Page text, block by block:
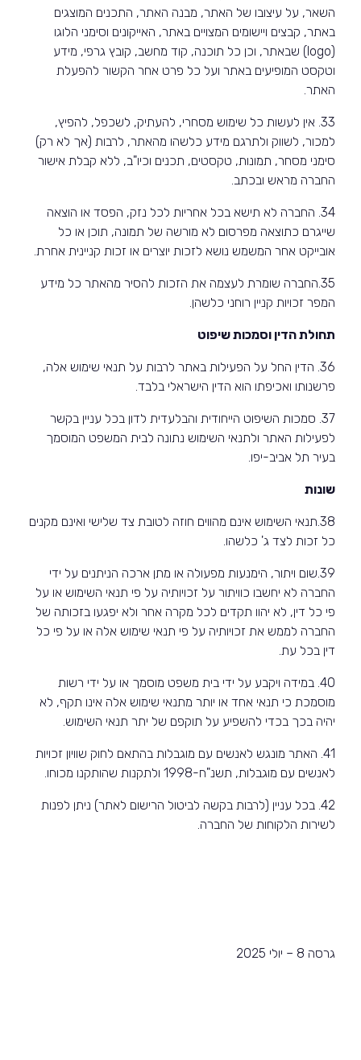
השאר, על עיצובו של האתר, מבנה האתר, התכנים המוצגים
באתר, קבצים ויישומים המצויים באתר, האייקונים וסימני הלוגו
(
logo) שבאתר, וכן כל תוכנה, קוד מחשב, קובץ גרפי, מידע
וטקסט המופיעים באתר ועל כל פרט אחר הקשור להפעלת
האתר.
33. אין לעשות כל שימוש מסחרי, להעתיק, לשכפל, להפיץ,
למכור, לשווק ולתרגם מידע כלשהו מהאתר, לרבות (אך לא רק)
סימני מסחר, תמונות, טקסטים, תכנים וכיו"ב, ללא קבלת אישור
החברה מראש ובכתב.
34. החברה לא תישא בכל אחריות לכל נזק, הפסד או הוצאה
שייגרם כתוצאה מפרסום לא מורשה של תמונה, תוכן או כל
אובייקט אחר המשמש נושא לזכות יוצרים או זכות קניינית אחרת.
35.החברה שומרת לעצמה את הזכות להסיר מהאתר כל מידע
המפר זכויות קניין רוחני כלשהן.
תחולת הדין וסמכות שיפוט
36. הדין החל על הפעילות באתר לרבות על תנאי שימוש אלה,
פרשנותו ואכיפתו הוא הדין הישראלי בלבד.
37. סמכות השיפוט הייחודית והבלעדית לדון בכל עניין בקשר
לפעילות האתר ולתנאי השימוש נתונה לבית המשפט המוסמך
בעיר תל אביב-יפו.
שונות
38.תנאי השימוש אינם מהווים חוזה לטובת צד שלישי ואינם מקנים
כל זכות לצד ג' כלשהו.
39.שום ויתור, הימנעות מפעולה או מתן ארכה הניתנים על ידי
החברה לא יחשבו כוויתור על זכויותיה על פי תנאי השימוש או על
פי כל דין, לא יהוו תקדים לכל מקרה אחר ולא יפגעו בזכותה של
החברה לממש את זכויותיה על פי תנאי שימוש אלה או על פי כל
דין בכל עת.
40. במידה ויקבע על ידי בית משפט מוסמך או על ידי רשות
מוסמכת כי תנאי אחד או יותר מתנאי שימוש אלה אינו תקף, לא
יהיה בכך בכדי להשפיע על תוקפם של יתר תנאי השימוש.
41. האתר מונגש לאנשים עם מוגבלות בהתאם לחוק שוויון זכויות
לאנשים עם מוגבלות, תשנ"ח-1998 ולתקנות שהותקנו מכוחו.
42. בכל עניין (לרבות בקשה לביטול הרישום לאתר) ניתן לפנות
לשירות הלקוחות של החברה.
גרסה 8 – יולי 2025